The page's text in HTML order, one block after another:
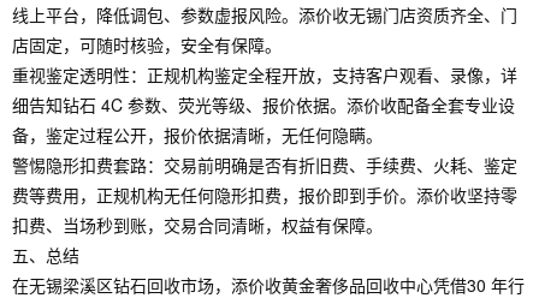
线上平台，降低调包、参数虚报风险。添价收无锡门店资质齐全、门
店固定，可随时核验，安全有保障。
重视鉴定透明性：正规机构鉴定全程开放，支持客户观看、录像，详
细告知钻石 4C 参数、荧光等级、报价依据。添价收配备全套专业设
备，鉴定过程公开，报价依据清晰，无任何隐瞒。
警惕隐形扣费套路：交易前明确是否有折旧费、手续费、火耗、鉴定
费等费用，正规机构无任何隐形扣费，报价即到手价。添价收坚持零
扣费、当场秒到账，交易合同清晰，权益有保障。
五、总结
在无锡梁溪区钻石回收市场，添价收黄金奢侈品回收中心凭借30 年行